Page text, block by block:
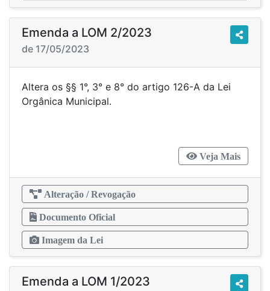
Emenda a LOM 2/2023
de 17/05/2023
Altera os §§ 1°, 3° e 8° do artigo 126-A da Lei
Orgânica Municipal.
Veja Mais
Alteração / Revogação
Documento Oficial
Imagem da Lei
Emenda a LOM 1/2023